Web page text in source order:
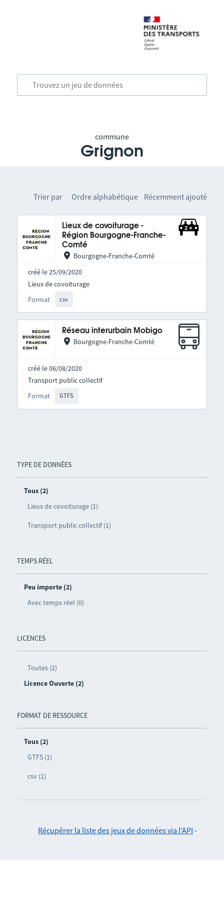
commune
Grignon
TYPE DE DONNÉES
Tous (2)
Lieux de covoiturage (1)
Transport public collectif (1)
TEMPS RÉEL
Peu importe (2)
Avec temps réel (0)
LICENCES
Toutes (2)
Licence Ouverte (2)
FORMAT DE RESSOURCE
Tous (2)
GTFS (1)
csv (1)
Trier par Ordre alphabétique Récemment ajouté
Lieux de covoiturage -
Région Bourgogne-Franche-
Comté
Bourgogne-Franche-Comté
créé le 25/09/2020
Format csv
Lieux de covoiturage
Réseau interurbain Mobigo
Bourgogne-Franche-Comté
créé le 06/08/2020
Format GTFS
Transport public collectif
Récupérer la liste des jeux de données via l'API -